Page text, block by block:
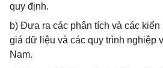
quy định.
b) Đưa ra các phân tích và các
giá dữ liệu và các quy trình nghiệp
Nam.